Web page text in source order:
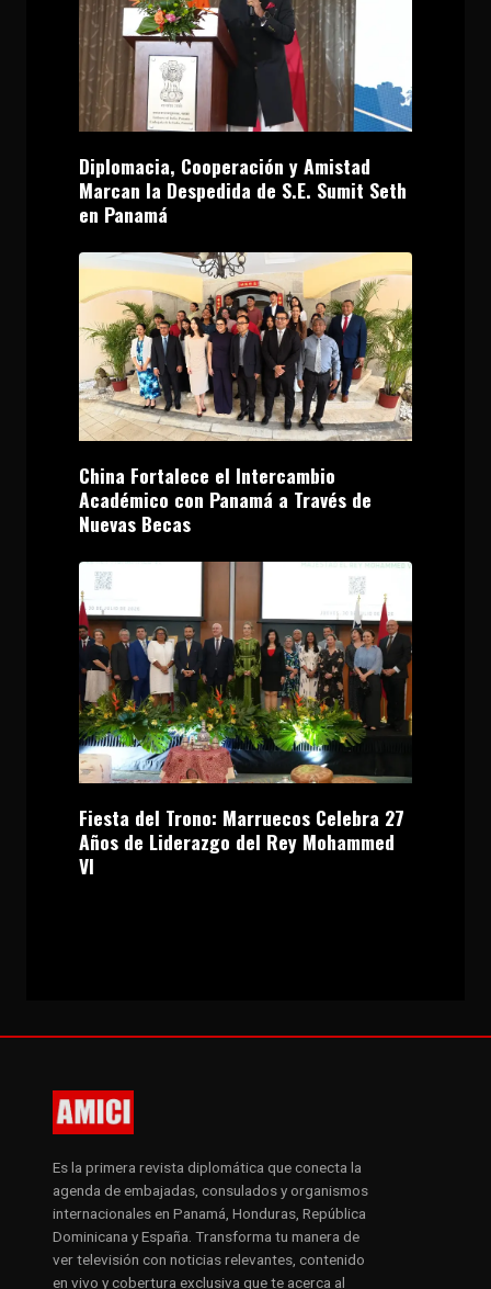
Diplomacia, Cooperación y Amistad
Marcan la Despedida de S.E. Sumit Seth
en Panamá
China Fortalece el Intercambio
Académico con Panamá a Través de
Nuevas Becas
Fiesta del Trono: Marruecos Celebra 27
Años de Liderazgo del Rey Mohammed
VI
Es la primera revista diplomática que conecta la
agenda de embajadas, consulados y organismos
internacionales en Panamá, Honduras, República
Dominicana y España. Transforma tu manera de
ver televisión con noticias relevantes, contenido
en vivo y cobertura exclusiva que te acerca al